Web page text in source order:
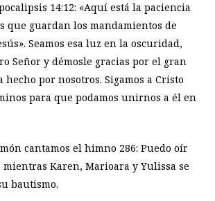
14:12: «Aquí está la paciencia
que guardan los mandamientos de
Seamos esa luz en la oscuridad,
Señor y démosle gracias por el gran
por nosotros. Sigamos a Cristo
para que podamos unirnos a él en
cantamos el himno 286: Puedo oír
Karen, Marioara y Yulissa se
bautismo.